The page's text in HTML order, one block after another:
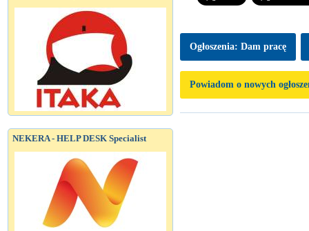
NEKERA - HELP DESK Specialist
Ogłoszenia: Dam pracę
Powiadom o nowych